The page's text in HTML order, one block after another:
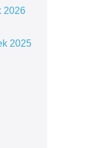
2026
2025